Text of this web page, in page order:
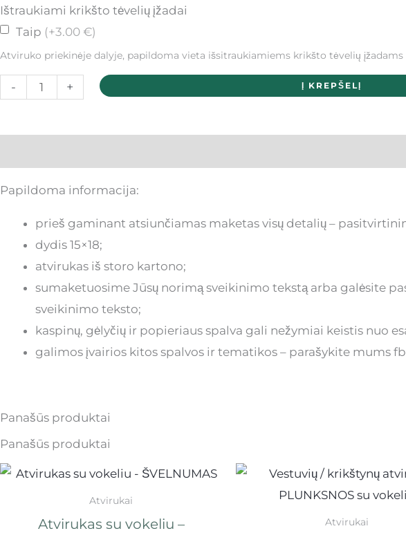
Ištraukiami krikšto tėvelių įžadai
Taip (+3.00 €)
Atviruko priekinėje dalyje, papildoma vieta išsitraukiamiems krikšto tėvelių įžadams
- + Į KREPŠELĮ
Papildoma informacija:
prieš gaminant atsiunčiamas maketas visų detalių –
dydis 15×18;
atvirukas iš storo kartono;
sumaketuosime Jūsų norimą sveikinimo tekstą arba galėsite
sveikinimo teksto;
kaspinų, gėlyčių ir popieriaus spalva gali nežymiai keistis nuo
galimos įvairios kitos spalvos ir tematikos – parašykite mums
Panašūs produktai
Panašūs produktai
Atvirukai
Atvirukas su vokeliu –
Atvirukai